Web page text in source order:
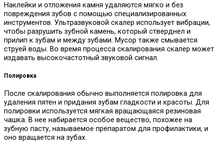
Наклейки и отложения камня удаляются мягко и без
повреждения зубов с помощью специализированных
инструментов. Ультразвуковой скалер использует вибрации,
чтобы разрушить зубной камень, который стверднел и
прилип к зубам и между зубами. Мусор также смывается
струей воды. Во время процесса скалирования скалер может
издавать высокочастотный звуковой сигнал.
Полировка
После скалирования обычно выполняется полировка для
удаления пятен и придания зубам гладкости и красоты. Для
полировки используется мягкая вращающаяся резиновая
чашка. В нее набирается особое вещество, похожее на
зубную пасту, называемое препаратом для профилактики, и
оно вращается на зубах.